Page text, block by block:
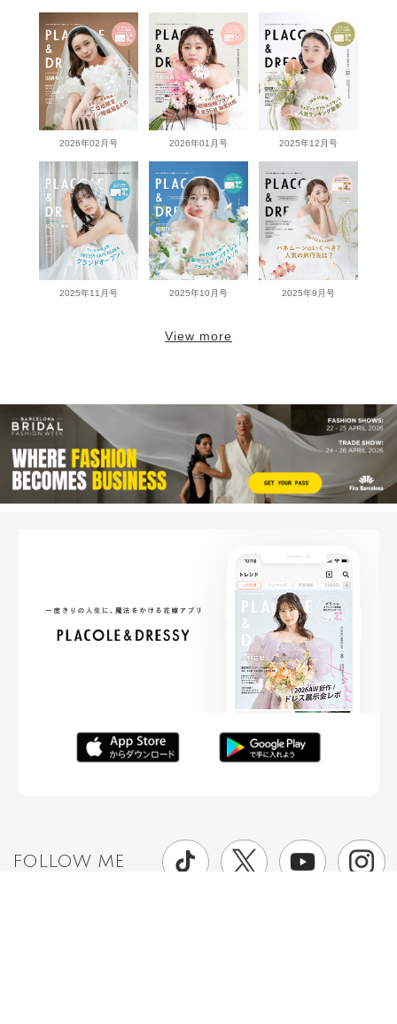
2026年02月号 2026年01月号 2025年12月号
2025年11月号 2025年10月号 2025年9月号
View more
FOLLOW ME